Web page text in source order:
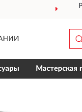
Мастерская